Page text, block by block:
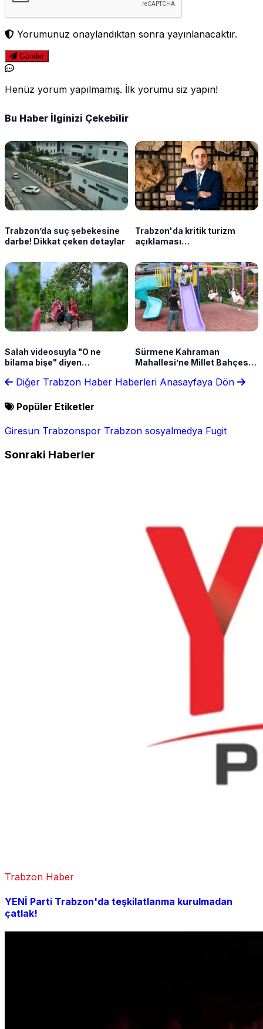
Yorumunuz onaylandıktan sonra yayınlanacaktır.
Gönder
Henüz yorum yapılmamış. İlk yorumu siz yapın!
Bu Haber İlginizi Çekebilir
Trabzon’da suç şebekesine
darbe! Dikkat çeken detaylar
Trabzon'da kritik turizm
açıklaması
sorgulanmasın!"
Salah videosuyla "O ne
bilama bişe" diyen
anlattı
Sürmene Kahraman
Mahallesi’ne Millet Bahçesi
Diğer Trabzon Haber Haberleri Anasayfaya Dön
Popüler Etiketler
Giresun Trabzonspor Trabzon sosyalmedya Fugit
Sonraki Haberler
Trabzon Haber
YENİ Parti Trabzon'da teşkilatlanma kurulmadan
çatlak!